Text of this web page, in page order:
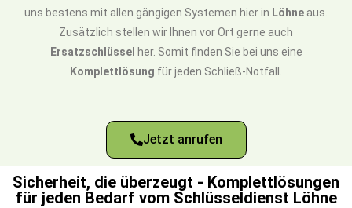
uns bestens mit allen gängigen Systemen hier in Löhne aus.
Zusätzlich stellen wir Ihnen vor Ort gerne auch
Ersatzschlüssel her. Somit finden Sie bei uns eine
Komplettlösung für jeden Schließ-Notfall.
Jetzt anrufen
Sicherheit, die überzeugt - Komplettlösungen
für jeden Bedarf vom Schlüsseldienst Löhne